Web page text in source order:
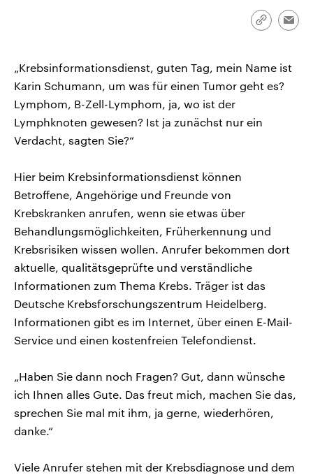
und Kandidaten der anstehenden
Wahl.
mit großem Einfluss auf
aktuelle Weltgeschehen.
Audio-Archiv
Link
„Krebsinformationsdienst, guten Tag, mein Name ist
Karin Schumann, um was für einen Tumor geht es?
Lymphom, B-Zell-Lymphom, ja, wo ist der
Lymphknoten gewesen? Ist ja zunächst nur ein
Verdacht, sagten Sie?“
Hier beim Krebsinformationsdienst können
Betroffene, Angehörige und Freunde von
Krebskranken anrufen, wenn sie etwas über
Behandlungsmöglichkeiten, Früherkennung und
Krebsrisiken wissen wollen. Anrufer bekommen dort
aktuelle, qualitätsgeprüfte und verständliche
Informationen zum Thema Krebs. Träger ist das
Deutsche Krebsforschungszentrum Heidelberg.
Informationen gibt es im Internet, über einen E-Mail-
Service und einen kostenfreien Telefondienst.
„Haben Sie dann noch Fragen? Gut, dann wünsche
ich Ihnen alles Gute. Das freut mich, machen Sie das,
sprechen Sie mal mit ihm, ja gerne, wiederhören,
danke.“
Viele Anrufer stehen mit der Krebsdiagnose und dem